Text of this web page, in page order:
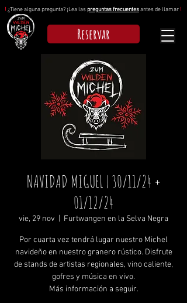
! ¿Tiene alguna pregunta? ¡Lea las preguntas frecuentesantes de llamar !
Reservar
NAVIDAD MIGUEL | 30/11/24 +
01/12/24
vie, 29 nov Furtwangen en la Selva Negra
Por cuarta vez tendrá lugar nuestro Michel
navideño en nuestro granero rústico. Disfrute
de stands de artistas regionales, vino caliente,
gofres y música en vivo.
Más información a seguir.